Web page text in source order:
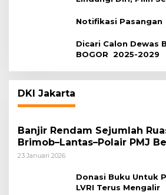
Notifikasi Pasangan
Dicari Calon Dewas
BOGOR 2025-2029
DKI Jakarta
Banjir Rendam Sejumlah
Brimob–Lantas–Polair PMJ
Polri Siagakan 128.247
23 Januari 2026
Donasi Buku Untuk
LVRI Terus Mengalir